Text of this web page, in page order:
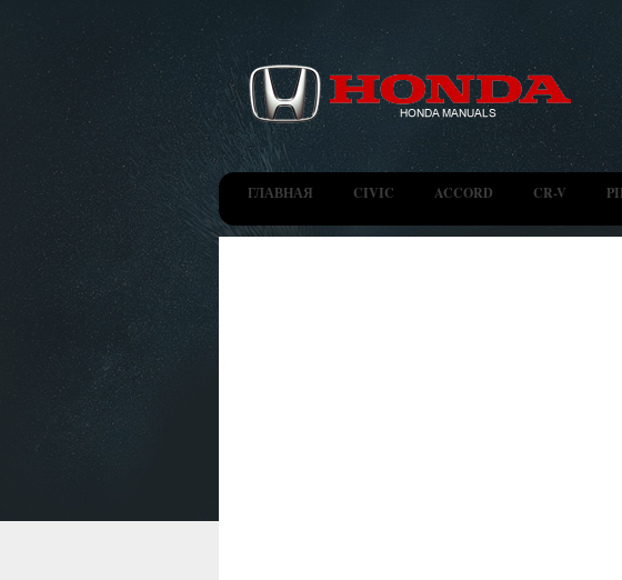
ГЛАВНАЯ CIVIC ACCORD CR-V